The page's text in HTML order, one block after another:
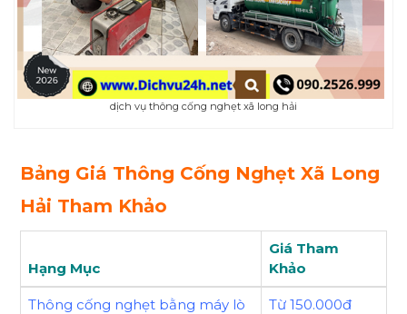
dịch vụ thông cống nghẹt xã long hải
Bảng Giá Thông Cống Nghẹt Xã Long
Hải Tham Khảo
Hạng Mục
Giá Tham
Khảo
Thông cống nghẹt bằng máy lò
Từ 150.000đ